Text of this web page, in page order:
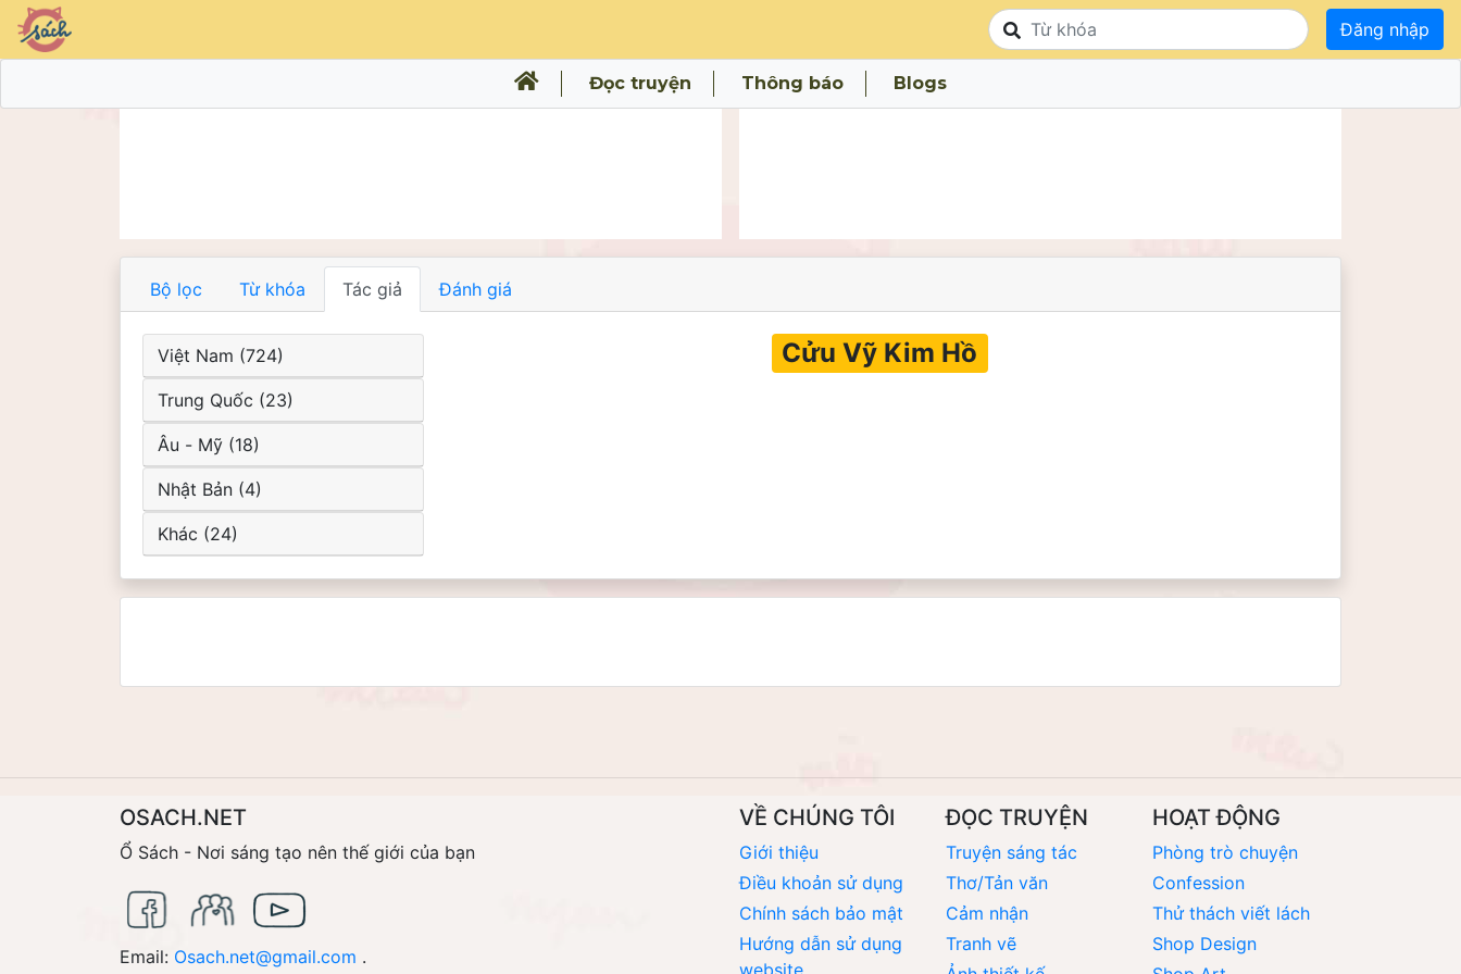
Đăng nhập
Đọc truyện Thông báo Blogs
Bộ lọc Từ khóa Tác giả Đánh giá
Việt Nam (724)
Trung Quốc (23)
Âu - Mỹ (18)
Nhật Bản (4)
Khác (24)
Cửu Vỹ Kim Hồ
OSACH.NET
Ổ Sách - Nơi sáng tạo nên thế giới của bạn
Email: Osach.net@gmail.com .
VỀ CHÚNG TÔI
Giới thiệu
Điều khoản sử dụng
Chính sách bảo mật
Hướng dẫn sử dụng
website
ĐỌC TRUYỆN
Truyện sáng tác
Thơ/Tản văn
Cảm nhận
Tranh vẽ
HOẠT ĐỘNG
Phòng trò chuyện
Confession
Thử thách viết lách
Shop Design